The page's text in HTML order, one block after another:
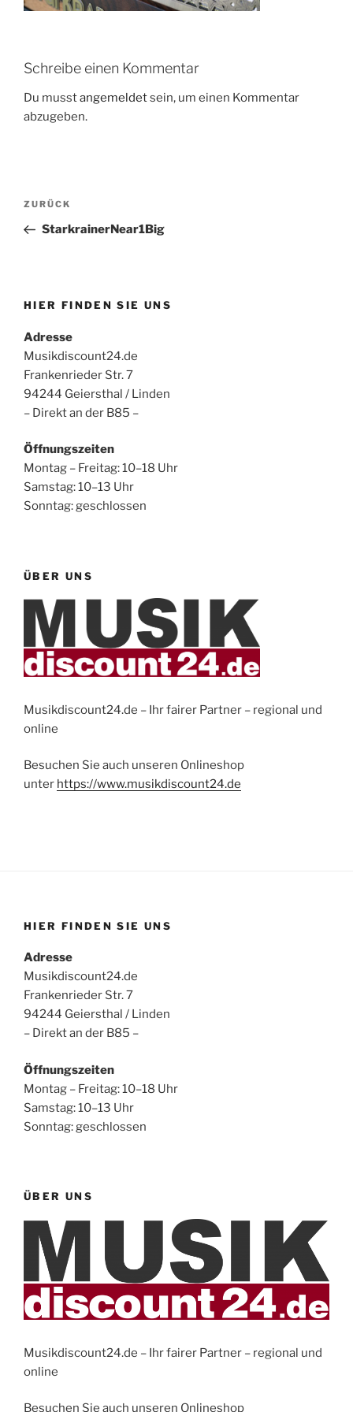
Schreibe einen Kommentar
Du musstangemeldetsein, um einen Kommentar
abzugeben.
Beitragsnavigation
Vorheriger
Beitrag
ZURÜCK
StarkrainerNear1Big
HIER FINDEN SIE UNS
Adresse
Musikdiscount24.de
Frankenrieder Str. 7
94244 Geiersthal / Linden
– Direkt an der B85 –
Öffnungszeiten
Montag – Freitag: 10–18 Uhr
Samstag: 10–13 Uhr
Sonntag: geschlossen
ÜBER UNS
Musikdiscount24.de – Ihr fairer Partner – regional und
online
Besuchen Sie auch unseren Onlineshop
unter https://www.musikdiscount24.de
HIER FINDEN SIE UNS
Adresse
Musikdiscount24.de
Frankenrieder Str. 7
94244 Geiersthal / Linden
– Direkt an der B85 –
Öffnungszeiten
Montag – Freitag: 10–18 Uhr
Samstag: 10–13 Uhr
Sonntag: geschlossen
ÜBER UNS
Musikdiscount24.de – Ihr fairer Partner – regional und
online
Besuchen Sie auch unseren Onlineshop